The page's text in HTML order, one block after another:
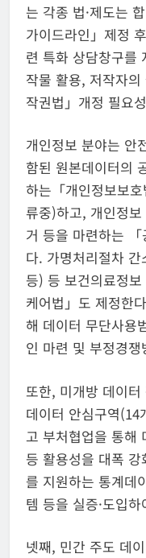
는 각종 법·제도는
가이드라인」제정
련 특화 상담창구를
작물 활용, 저작자
작권법」개정 필요
개인정보 분야는 안
함된 원본데이터의
하는「개인정보보
류중)하고, 개인정
거 등을 마련하는
다. 가명처리절차 간
등) 등 보건의료정
케어법」도 제정한
해 데이터 무단사용
인 마련 및 부정경
또한, 미개방 데이
데이터 안심구역
고 부처협업을 통해
등 활용성을 대폭 강
를 지원하는 통계데
템 등을 실증·도입
넷째, 민간 주도 데